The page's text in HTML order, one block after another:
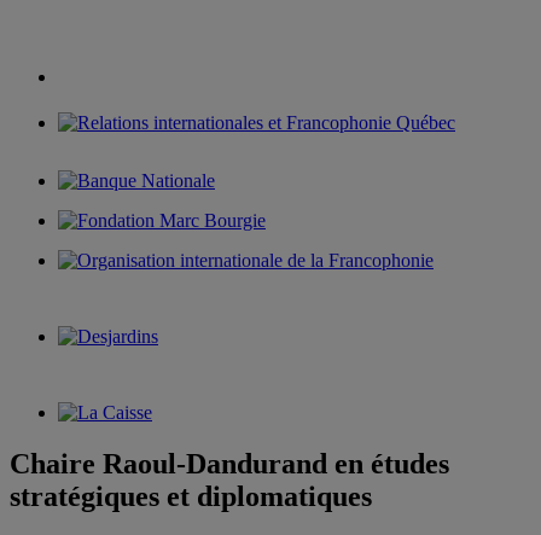
Chaire Raoul-Dandurand en études
stratégiques et diplomatiques